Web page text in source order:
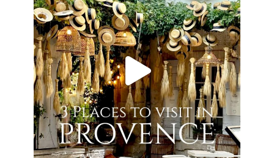
Mehr laden...
BLOGDESIGN
Mein Blog wurde gestaltet von derJW-Kreativagentur
INSTAGRAM